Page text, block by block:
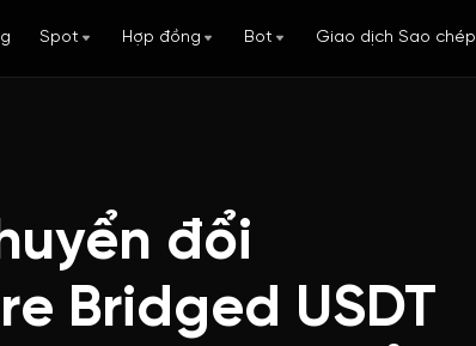
Spot Hợp đồng Bot Giao dịch Sao chép
đổi
Bridged USDT